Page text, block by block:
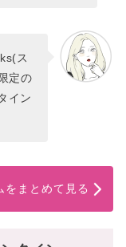
ス
定の
イン
まとめて見る